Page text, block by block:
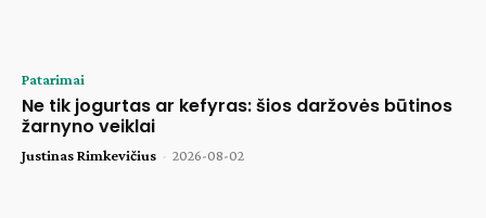
Patarimai
Ne tik jogurtas ar kefyras: šios daržovės būtinos
žarnyno veiklai
Justinas Rimkevičius - 2026-08-02